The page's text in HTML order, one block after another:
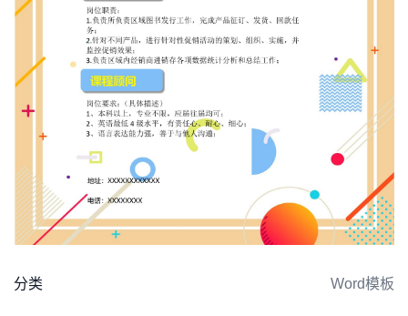
分类 Word模板